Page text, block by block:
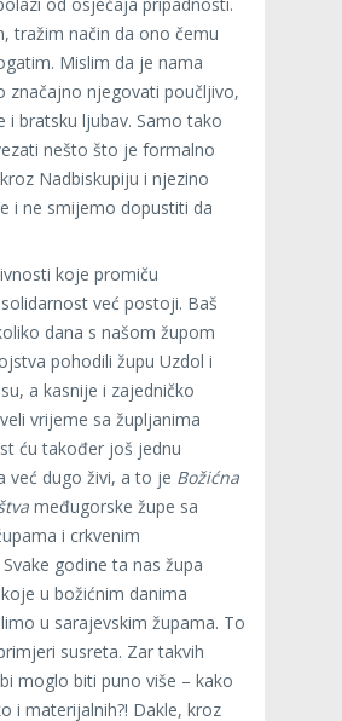
tražim način da ono čemu
Mislim da je nama
značajno njegovati poučljivo,
i bratsku ljubav. Samo tako
nešto što je formalno
Nadbiskupiju i njezino
i ne smijemo dopustiti da
koje promiču
već postoji. Baš
dana s našom župom
pohodili župu Uzdol i
a kasnije i zajedničko
vrijeme sa župljanima
ću također još jednu
već dugo živi, a to je Božićna
međugorske župe sa
i crkvenim
godine ta nas župa
u božićnim danima
u sarajevskim župama. To
susreta. Zar takvih
moglo biti puno više – kako
i materijalnih?! Dakle, kroz